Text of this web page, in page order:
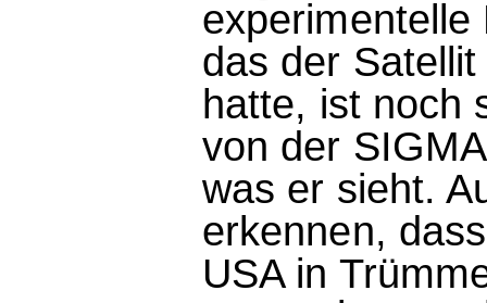
das der
hatte, ist noch
von der
was er sieht.
erkennen,
USA in